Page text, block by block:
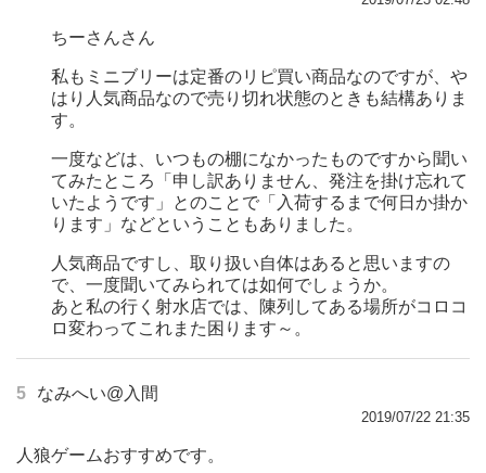
ちーさんさん
私もミニブリーは定番のリピ買い商品なのですが、や
はり人気商品なので売り切れ状態のときも結構ありま
す。
一度などは、いつもの棚になかったものですから聞い
てみたところ「申し訳ありません、発注を掛け忘れて
いたようです」とのことで「入荷するまで何日か掛か
ります」などということもありました。
人気商品ですし、取り扱い自体はあると思いますの
で、一度聞いてみられては如何でしょうか。
あと私の行く射水店では、陳列してある場所がコロコ
ロ変わってこれまた困ります～。
5 なみへい@入間
2019/07/22 21:35
人狼ゲームおすすめです。